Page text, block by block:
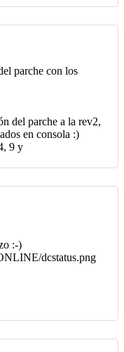
parche con los
del parche a la rev2,
en consola :)
9 y
:-)